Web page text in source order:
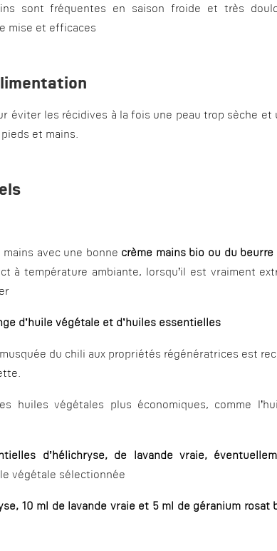
sont fréquentes en saison froide et très
mise et efficaces
éviter les récidives à la fois une peau trop sèche et
et mains.
avec une bonne crème mains bio ou du beurre
à température ambiante, lorsqu’il est vraiment
d’huile végétale et d’huiles essentielles
du chili aux propriétés régénératrices est
huiles végétales plus économiques, comme
d’hélichryse, de lavande vraie,
végétale sélectionnée
10 ml de lavande vraie et 5 ml de géranium rosat